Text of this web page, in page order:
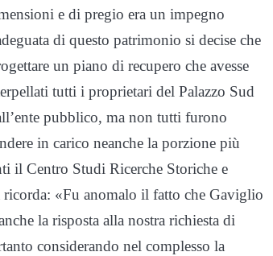
e di pregio era un impegno
di questo patrimonio si decise che
un piano di recupero che avesse
tutti i proprietari del Palazzo Sud
pubblico, ma non tutti furono
in carico neanche la porzione più
il Centro Studi Ricerche Storiche e
ricorda: «Fu anomalo il fatto che Gaviglio
la risposta alla nostra richiesta di
considerando nel complesso la